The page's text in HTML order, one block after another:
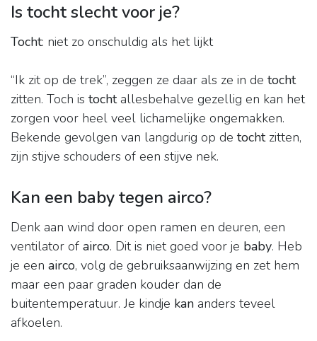
Is tocht slecht voor je?
Tocht: niet zo onschuldig als het lijkt
“Ik zit op de trek”, zeggen ze daar als ze in de tocht
zitten. Toch is tochtallesbehalve gezellig en kan het
zorgen voor heel veel lichamelijke ongemakken.
Bekende gevolgen van langdurig op de tochtzitten,
zijn stijve schouders of een stijve nek.
Kan een baby tegen airco?
Denk aan wind door open ramen en deuren, een
ventilator of airco. Dit is niet goed voor je baby. Heb
je een airco, volg de gebruiksaanwijzing en zet hem
maar een paar graden kouder dan de
buitentemperatuur. Je kindje kan anders teveel
afkoelen.